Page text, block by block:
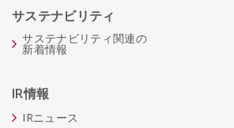
サステナビリティ
サステナビリティ関連の
新着情報
IR情報
IRニュース